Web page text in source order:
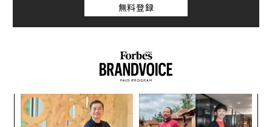
無料登録